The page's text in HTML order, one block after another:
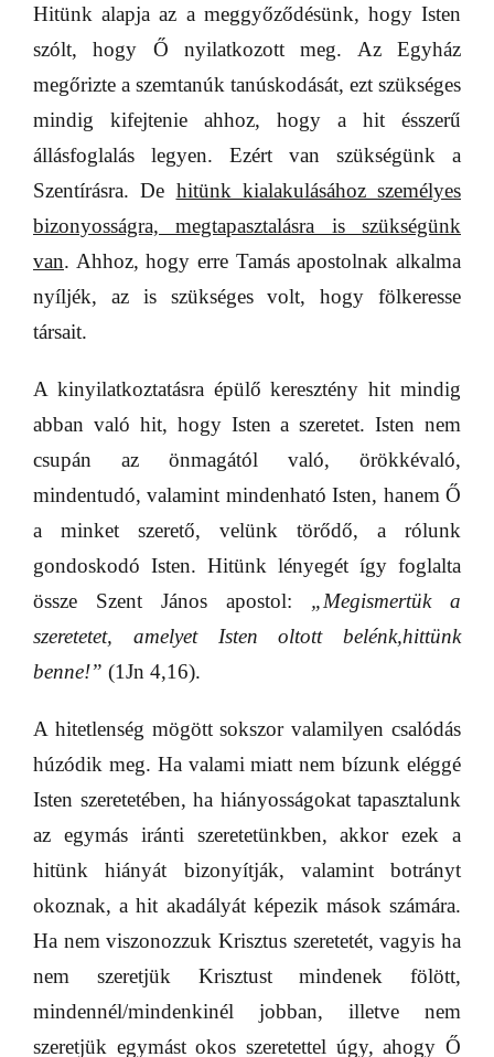
Hitünk alapja az a meggyőződésünk, hogy Isten
szólt, hogy Ő nyilatkozott meg. Az Egyház
megőrizte a szemtanúk tanúskodását, ezt szükséges
mindig kifejtenie ahhoz, hogy a hit ésszerű
állásfoglalás legyen. Ezért van szükségünk a
Szentírásra. De hitünk kialakulásához személyes
bizonyosságra, megtapasztalásra is szükségünk
van. Ahhoz, hogy erre Tamás apostolnak alkalma
nyíljék, az is szükséges volt, hogy fölkeresse
társait.
A kinyilatkoztatásra épülő keresztény hit mindig
abban való hit, hogy Isten a szeretet. Isten nem
csupán az önmagától való, örökkévaló,
mindentudó, valamint mindenható Isten, hanem Ő
a minket szerető, velünk törődő, a rólunk
gondoskodó Isten. Hitünk lényegét így foglalta
össze Szent János apostol: „Megismertük a
szeretetet, amelyet Isten oltott belénk,hittünk
benne!” (1Jn 4,16).
A hitetlenség mögött sokszor valamilyen csalódás
húzódik meg. Ha valami miatt nem bízunk eléggé
Isten szeretetében, ha hiányosságokat tapasztalunk
az egymás iránti szeretetünkben, akkor ezek a
hitünk hiányát bizonyítják, valamint botrányt
okoznak, a hit akadályát képezik mások számára.
Ha nem viszonozzuk Krisztus szeretetét, vagyis ha
nem szeretjük Krisztust mindenek fölött,
mindennél/mindenkinél jobban, illetve nem
szeretjük egymást okos szeretettel úgy, ahogy Ő